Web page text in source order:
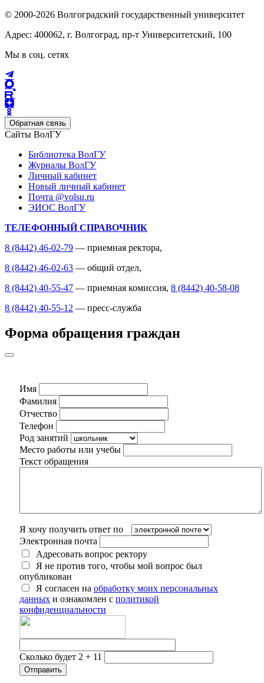
© 2000-2026 Волгоградский государственный университет
Адрес: 400062, г. Волгоград, пр-т Университетский, 100
Мы в соц. сетях
Обратная связь
Сайты ВолГУ
Библиотека ВолГУ
Журналы ВолГУ
Личный кабинет
Новый личный кабинет
Почта @volsu.ru
ЭИОС ВолГУ
ТЕЛЕФОННЫЙ СПРАВОЧНИК
8 (8442) 46-02-79 — приемная ректора,
8 (8442) 46-02-63 — общий отдел,
8 (8442) 40-55-47 — приемная комиссия, 8 (8442) 40-58-08
8 (8442) 40-55-12 — пресс-служба
Форма обращения граждан
Имя
Фамилия
Отчество
Телефон
Род занятий
Место работы или учебы
Текст обращения
Я хочу получить ответ по
Электронная почта
Адресовать вопрос ректору
Я не против того, чтобы мой вопрос был
опубликован
Я согласен на обработку моих персональных
данных и ознакомлен с политикой
конфиденциальности
Сколько будет 2 + 11